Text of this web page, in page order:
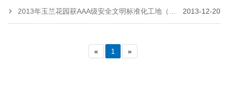
2013-12-20
« 1 »